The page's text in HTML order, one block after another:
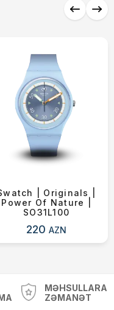
| Originals |
Power Of Nature |
SO31L100
220AZN
MƏHSULLARA
ZƏMANƏT